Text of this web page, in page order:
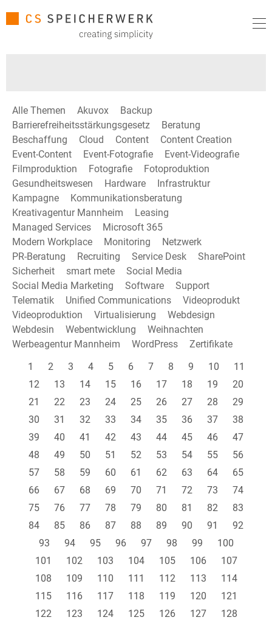
Alle Themen Akuvox
Backup
Barrierefreiheitsstärkungsgesetz
Beratung
Beschaffung
Cloud Content
Content Creation
Event-Content
Event-Fotografie
Event-Videografie
Filmproduktion
Fotografie
Fotoproduktion
Gesundheitswesen
Hardware
Infrastruktur
Kampagne
Kommunikationsberatung
Kreativagentur Mannheim
Leasing
Managed Services
Microsoft 365
Modern Workplace
Monitoring
Netzwerk
PR-Beratung
Recruiting Service Desk
SharePoint
Sicherheit
smart mete
Social Media
Social Media Marketing
Software
Support
Telematik
Unified Communications
Videoprodukt
Videoproduktion
Virtualisierung
Webdesign
Webdesin
Webentwicklung
Weihnachten
Werbeagentur Mannheim
WordPress
Zertifikate
1
2 3 4 5 6 7 8 9 10
11
12
13 14 15 16 17 18 19
20
21
22 23 24 25 26 27 28
29
30
31 32 33 34 35 36 37
38
39
40 41 42 43 44 45 46
47
48
49 50 51 52 53 54 55
56
57
58 59 60 61 62 63 64
65
66
67 68 69 70 71 72 73
74
75
76 77 78 79 80 81 82
83
84
85 86 87 88 89 90 91
92
93
94 95 96 97 98 99
100
101
102 103 104 105 106
107
108
109 110 111 112 113
114
115
116 117 118 119 120
121
122
123 124 125 126 127
128